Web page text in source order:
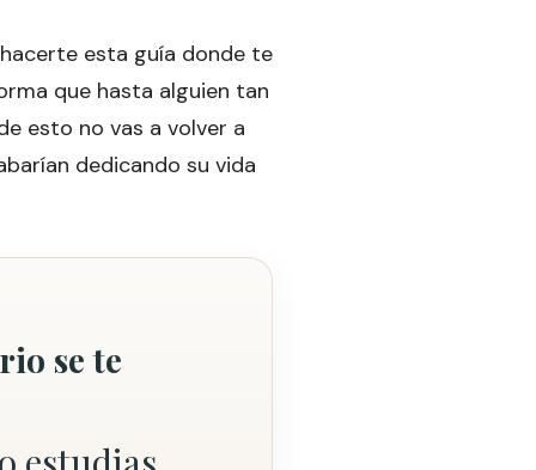
esta guía donde te
que hasta alguien tan
esto no vas a volver a
dedicando su vida
se te